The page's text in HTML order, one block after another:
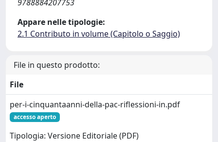
9788884207753
Appare nelle tipologie:
2.1 Contributo in volume (Capitolo o Saggio)
File in questo prodotto:
File
per-i-cinquantaanni-della-pac-riflessioni-in.pdf
accesso aperto
Tipologia: Versione Editoriale (PDF)